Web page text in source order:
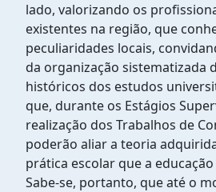
lado, valorizando os
existentes na região, que
peculiaridades locais,
da organização sistematizada
históricos dos estudos
que, durante os Estágios
realização dos Trabalhos de
poderão aliar a teoria
prática escolar que a
Sabe-se, portanto, que até o